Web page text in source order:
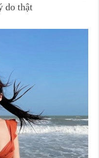
do thật